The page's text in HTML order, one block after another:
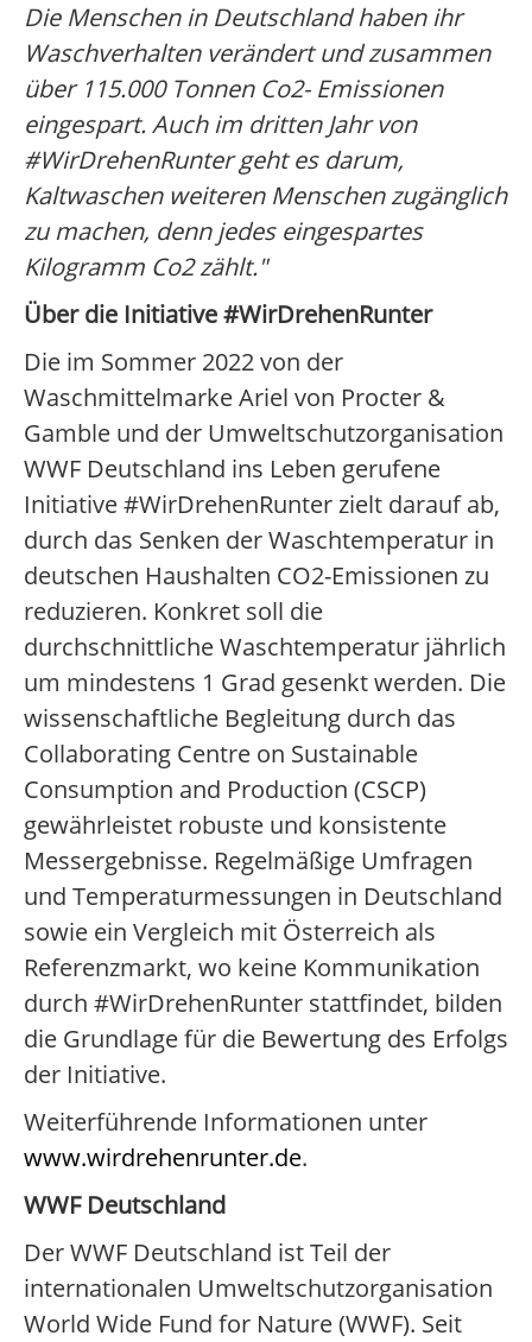
Die Menschen in Deutschland haben ihr
Waschverhalten verändert und zusammen
über 115.000 Tonnen Co2- Emissionen
eingespart. Auch im dritten Jahr von
#WirDrehenRunter geht es darum,
Kaltwaschen weiteren Menschen zugänglich
zu machen, denn jedes eingespartes
Kilogramm Co2 zählt."
Über die Initiative #WirDrehenRunter
Die im Sommer 2022 von der
Waschmittelmarke Ariel von Procter &
Gamble und der Umweltschutzorganisation
WWF Deutschland ins Leben gerufene
Initiative #WirDrehenRunter zielt darauf ab,
durch das Senken der Waschtemperatur in
deutschen Haushalten CO2-Emissionen zu
reduzieren. Konkret soll die
durchschnittliche Waschtemperatur jährlich
um mindestens 1 Grad gesenkt werden. Die
wissenschaftliche Begleitung durch das
Collaborating Centre on Sustainable
Consumption and Production (CSCP)
gewährleistet robuste und konsistente
Messergebnisse. Regelmäßige Umfragen
und Temperaturmessungen in Deutschland
sowie ein Vergleich mit Österreich als
Referenzmarkt, wo keine Kommunikation
durch #WirDrehenRunter stattfindet, bilden
die Grundlage für die Bewertung des Erfolgs
der Initiative.
Weiterführende Informationen unter
www.wirdrehenrunter.de.
WWF Deutschland
Der WWF Deutschland ist Teil der
internationalen Umweltschutzorganisation
World Wide Fund for Nature (WWF). Seit